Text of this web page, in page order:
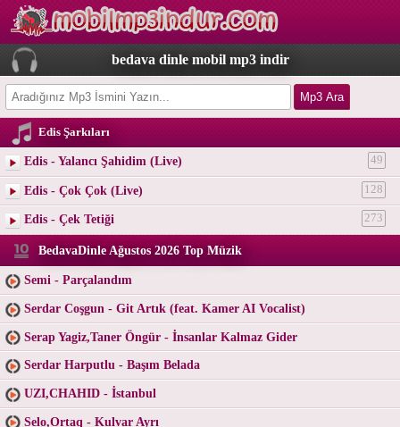
bedava dinle mobil mp3 indir
Edis Şarkıları
Edis - Yalancı Şahidim (Live) 49
Edis - Çok Çok (Live) 128
Edis - Çek Tetiği 273
BedavaDinle Ağustos 2026 Top Müzik
Semi - Parçalandım
Serdar Coşgun - Git Artık (feat. Kamer AI Vocalist)
Serap Yagiz,Taner Öngür - İnsanlar Kalmaz Gider
Serdar Harputlu - Başım Belada
UZI,CHAHID - İstanbul
Selo,Ortaq - Kulvar Ayrı